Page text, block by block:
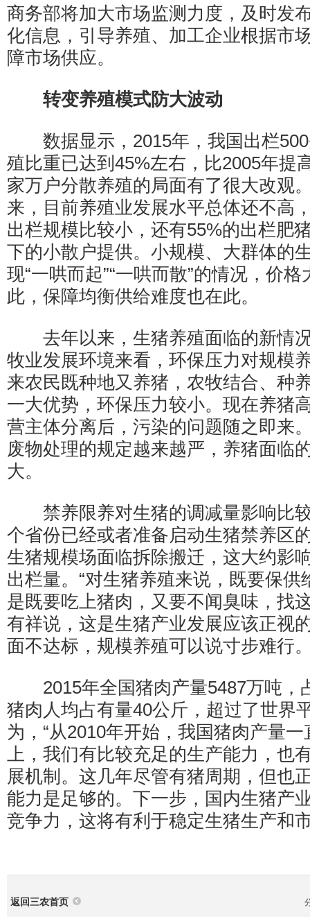
商务部将加大市场监测力度，及时发
化信息，引导养殖、加工企业根据市
障市场供应。
转变养殖模式防大波动
数据显示，2015年，我国出栏500
殖比重已达到45%左右，比2005年提
家万户分散养殖的局面有了很大改观
来，目前养殖业发展水平总体还不高
出栏规模比较小，还有55%的出栏肥
下的小散户提供。小规模、大群体的
现“一哄而起”“一哄而散”的情况，价
此，保障均衡供给难度也在此。
去年以来，生猪养殖面临的新情
牧业发展环境来看，环保压力对规模
来农民既种地又养猪，农牧结合、种
一大优势，环保压力较小。现在养猪
营主体分离后，污染的问题随之即来
废物处理的规定越来越严，养猪面临
大。
禁养限养对生猪的调减量影响比
个省份已经或者准备启动生猪禁养区
生猪规模场面临拆除搬迁，这大约影
出栏量。“对生猪养殖来说，既要保
是既要吃上猪肉，又要不闻臭味，找
有祥说，这是生猪产业发展应该正视
面不达标，规模养殖可以说寸步难行
2015年全国猪肉产量5487万吨，
猪肉人均占有量40公斤，超过了世界
为，“从2010年开始，我国猪肉产量
上，我们有比较充足的生产能力，也
展机制。这几年尽管有猪周期，但也
能力是足够的。下一步，国内生猪产
竞争力，这将有利于稳定生猪生产和
返回三农首页